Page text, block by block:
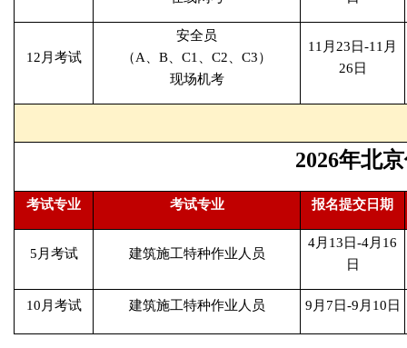
12月考试
安全员
（A、B、C1、C2、C3）
现场机考
11月23日-11月
26日
2026年北
考试专业 考试专业 报名提交日期
5月考试 建筑施工特种作业人员
4月13日-4月16
日
10月考试 建筑施工特种作业人员 9月7日-9月10日